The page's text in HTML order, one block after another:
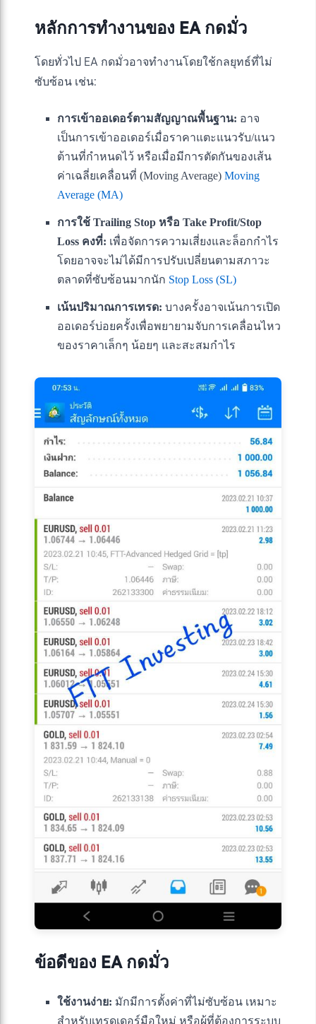
หลักการทำงานของ EA กดมั่ว
โดยทั่วไป EA กดมั่วอาจทำงานโดยใช้กลยุทธ์ที่ไม่
ซับซ้อน เช่น:
การเข้าออเดอร์ตามสัญญาณพื้นฐาน: อาจ
เป็นการเข้าออเดอร์เมื่อราคาแตะแนวรับ/แนว
ต้านที่กำหนดไว้ หรือเมื่อมีการตัดกันของเส้น
ค่าเฉลี่ยเคลื่อนที่ (Moving Average) Moving
Average (MA)
การใช้ Trailing Stop หรือ Take Profit/Stop
Loss คงที่: เพื่อจัดการความเสี่ยงและล็อกกำไร
โดยอาจจะไม่ได้มีการปรับเปลี่ยนตามสภาวะ
ตลาดที่ซับซ้อนมากนัก Stop Loss (SL)
เน้นปริมาณการเทรด: บางครั้งอาจเน้นการเปิด
ออเดอร์บ่อยครั้งเพื่อพยายามจับการเคลื่อนไหว
ของราคาเล็กๆ น้อยๆ และสะสมกำไร
ข้อดีของ EA กดมั่ว
ใช้งานง่าย: มักมีการตั้งค่าที่ไม่ซับซ้อน เหมาะ
สำหรับเทรดเดอร์มือใหม่ หรือผู้ที่ต้องการระบบ